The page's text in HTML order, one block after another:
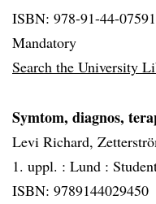
ISBN: 978-91-44-
Mandatory
Search the University
Symtom, diagnos,
Levi Richard,
1. uppl. : Lund :
ISBN: 9789144029450